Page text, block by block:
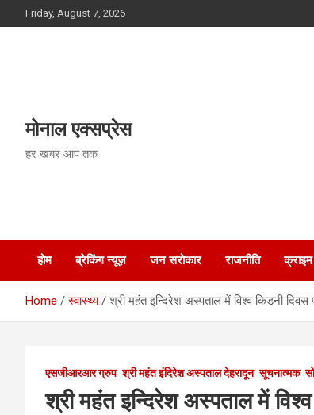
to
Friday, August 7, 2026
मोनाल एक्सप्रेस
हर खबर आप तक
होम ब्रेकिंग न्यूज़ जन सरोकार राजनीति क्राइम
Home स्वास्थ्य श्री महंत इन्दिरेश अस्पताल में विश्व किडनी
एसजीआरआर ग्रुप श्री महंत इंदिरेश अस्पताल देहरादून सूचनात्मक
श्री महंत इन्दिरेश अस्पताल में